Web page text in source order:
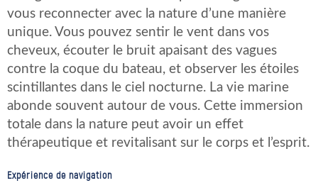
vous reconnecter avec la nature d’une manière
unique. Vous pouvez sentir le vent dans vos
cheveux, écouter le bruit apaisant des vagues
contre la coque du bateau, et observer les étoiles
scintillantes dans le ciel nocturne. La vie marine
abonde souvent autour de vous. Cette immersion
totale dans la nature peut avoir un effet
thérapeutique et revitalisant sur le corps et l’esprit.
Expérience de navigation